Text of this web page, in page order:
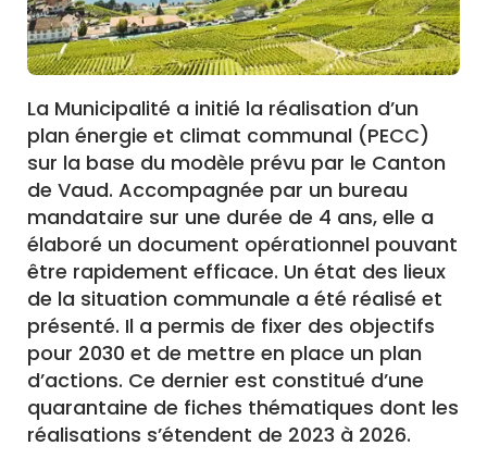
La Municipalité a initié la réalisation d’un
plan énergie et climat communal (PECC)
sur la base du modèle prévu par le Canton
de Vaud. Accompagnée par un bureau
mandataire sur une durée de 4 ans, elle a
élaboré un document opérationnel pouvant
être rapidement efficace. Un état des lieux
de la situation communale a été réalisé et
présenté. Il a permis de fixer des objectifs
pour 2030 et de mettre en place un plan
d’actions. Ce dernier est constitué d’une
quarantaine de fiches thématiques dont les
réalisations s’étendent de 2023 à 2026.